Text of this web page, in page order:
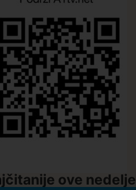
ove nedelje